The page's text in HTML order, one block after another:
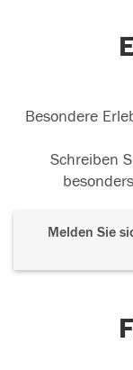
Besondere
Schreiben
Melden Sie